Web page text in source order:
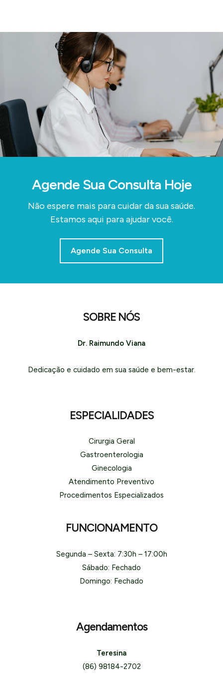
Agende Sua Consulta Hoje
Não espere mais para cuidar da sua saúde.
Estamos aqui para ajudar você.
Agende Sua Consulta
SOBRE NÓS
Dr. Raimundo Viana
Dedicação e cuidado em sua saúde e bem-estar.
ESPECIALIDADES
Cirurgia Geral
Gastroenterologia
Ginecologia
Atendimento Preventivo
Procedimentos Especializados
FUNCIONAMENTO
Segunda – Sexta: 7:30h – 17:00h
Sábado: Fechado
Domingo: Fechado
Agendamentos
Teresina
(86) 98184-2702